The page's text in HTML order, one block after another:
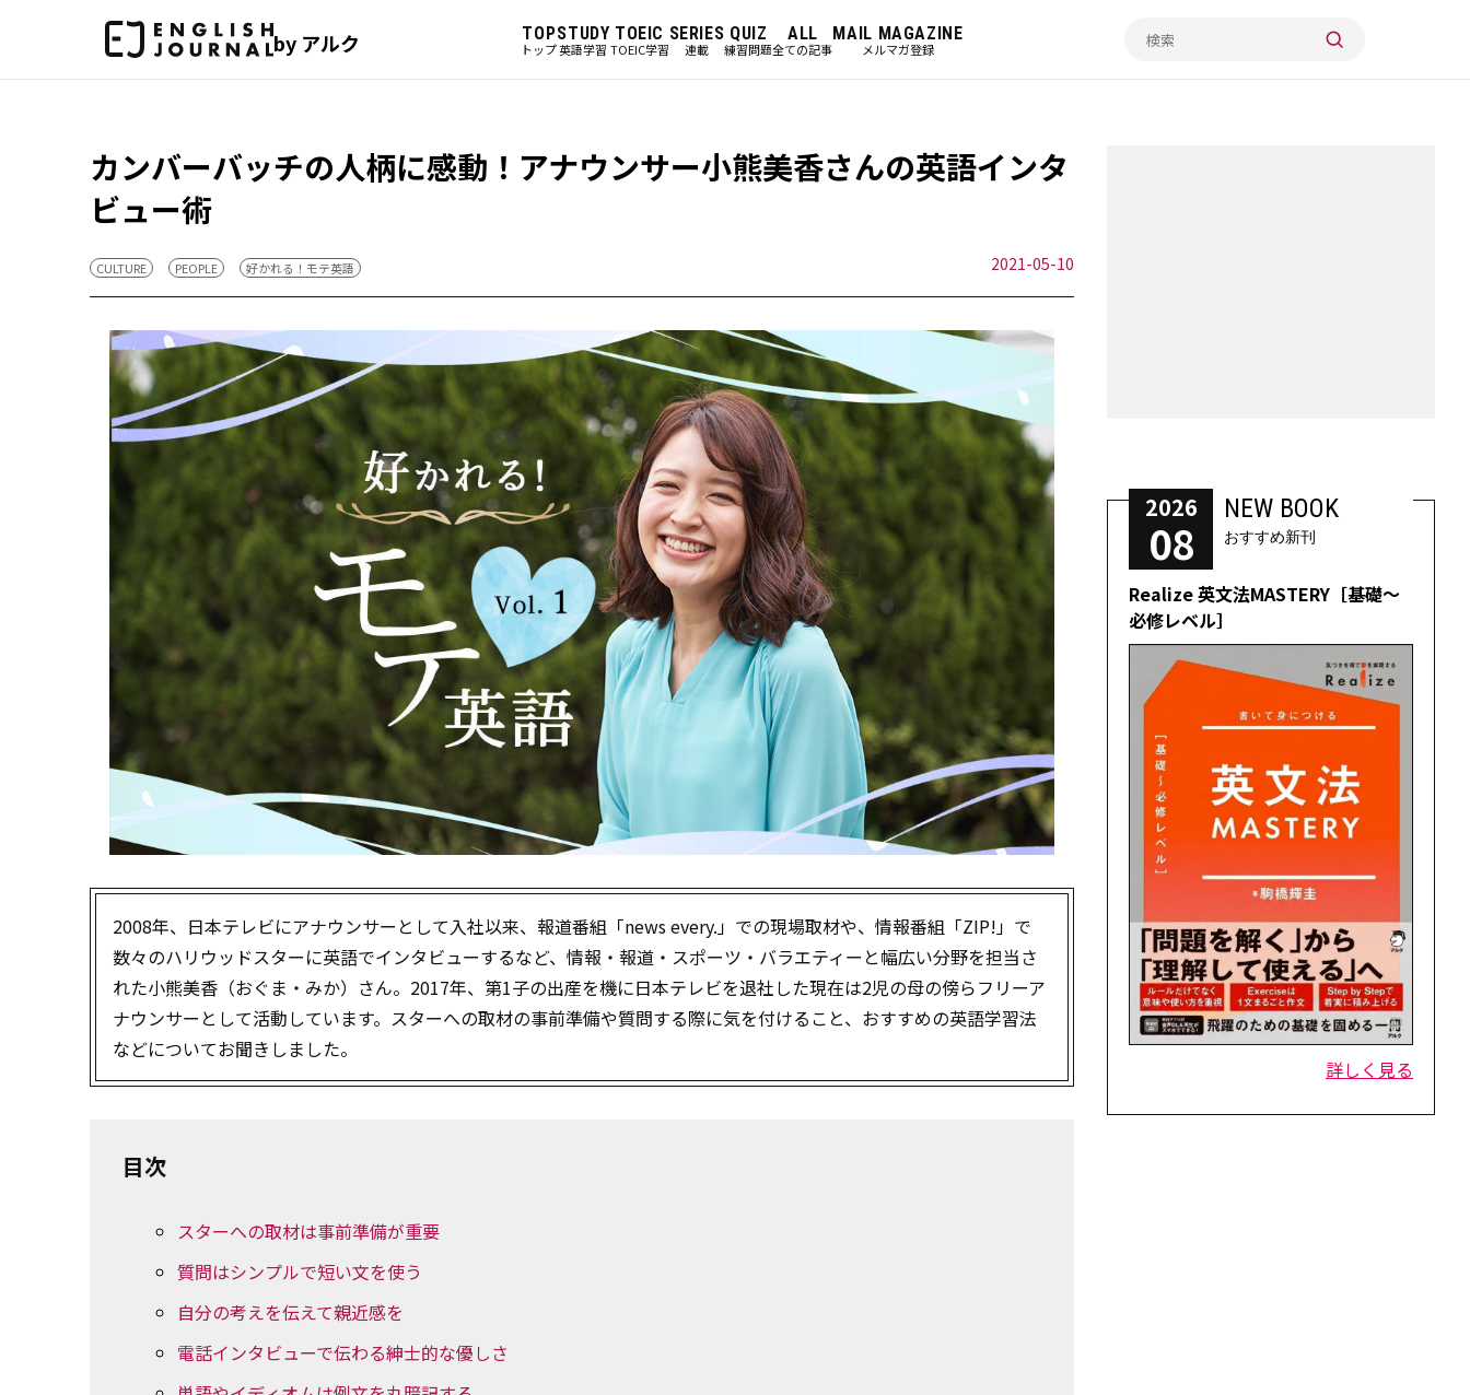
by アルク TOP
トップ
STUDY
英語学習
TOEIC
TOEIC学習
SERIES
連載
QUIZ
練習問題
ALL
全ての記事
MAIL MAGAZINE
メルマガ登録
カンバーバッチの人柄に感動！アナウンサー小熊美香さんの英語インタ
ビュー術
CULTURE PEOPLE 好かれる！モテ英語 2021-05-10
2008年、日本テレビにアナウンサーとして入社以来、報道番組「news every.」での現場取材や、情報番組「ZIP!」で
数々のハリウッドスターに英語でインタビューするなど、情報・報道・スポーツ・バラエティーと幅広い分野を担当さ
れた小熊美香（おぐま・みか）さん。2017年、第1子の出産を機に日本テレビを退社した現在は2児の母の傍らフリーア
ナウンサーとして活動しています。スターへの取材の事前準備や質問する際に気を付けること、おすすめの英語学習法
などについてお聞きしました。
目次
スターへの取材は事前準備が重要
質問はシンプルで短い文を使う
自分の考えを伝えて親近感を
電話インタビューで伝わる紳士的な優しさ
2026
08
NEW BOOK
おすすめ新刊
Realize 英文法MASTERY［基礎～
必修レベル］
詳しく見る